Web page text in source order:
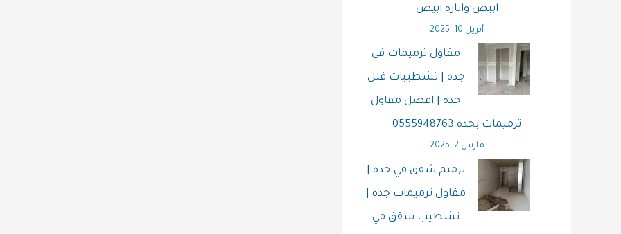
ابيض واناره ابيض
أبريل 10, 2025
مقاول ترميمات في
جده | تشطيبات فلل
جده | افضل مقاول
ترميمات بجده 0555948763
مارس 2, 2025
ترميم شقق في جده |
مقاول ترميمات جده |
تشطيب شقق في